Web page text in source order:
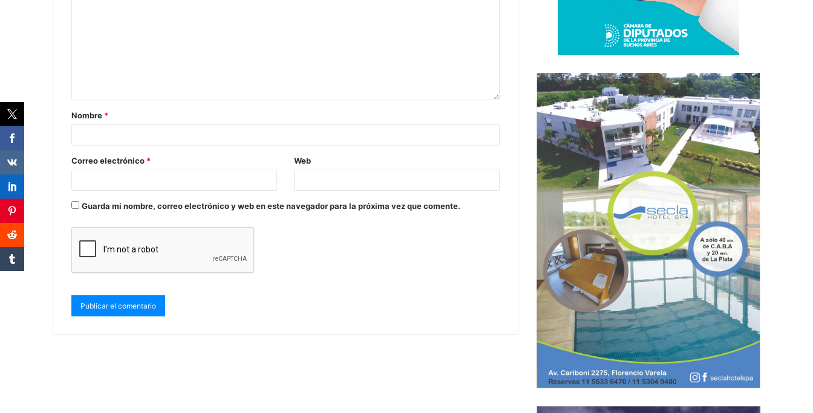
Nombre *
Correo electrónico * Web
Guarda mi nombre, correo electrónico y web en este navegador para la próxima vez que comente.